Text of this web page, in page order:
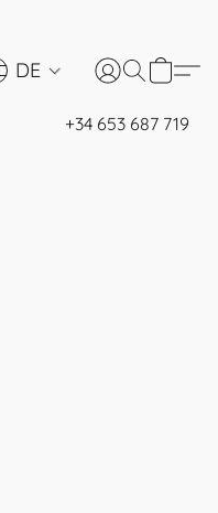
DE
+34 653 687 719